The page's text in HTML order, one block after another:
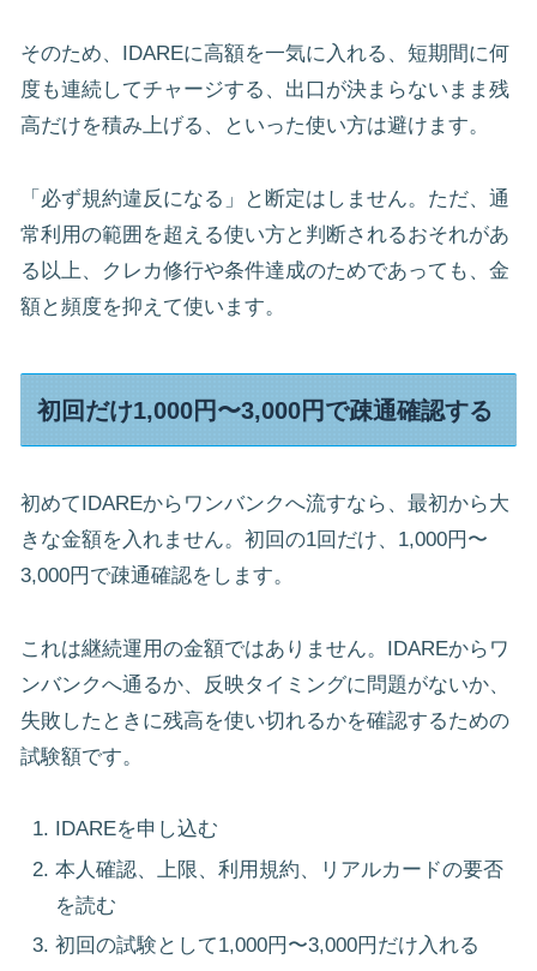
そのため、IDAREに高額を一気に入れる、短期間に何
度も連続してチャージする、出口が決まらないまま残
高だけを積み上げる、といった使い方は避けます。
「必ず規約違反になる」と断定はしません。ただ、通
常利用の範囲を超える使い方と判断されるおそれがあ
る以上、クレカ修行や条件達成のためであっても、金
額と頻度を抑えて使います。
初回だけ1,000円〜3,000円で疎通確認する
初めてIDAREからワンバンクへ流すなら、最初から大
きな金額を入れません。初回の1回だけ、1,000円〜
3,000円で疎通確認をします。
これは継続運用の金額ではありません。IDAREからワ
ンバンクへ通るか、反映タイミングに問題がないか、
失敗したときに残高を使い切れるかを確認するための
試験額です。
IDAREを申し込む
本人確認、上限、利用規約、リアルカードの要否
を読む
初回の試験として1,000円〜3,000円だけ入れる